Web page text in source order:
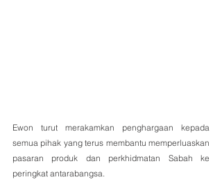
Ewon turut merakamkan penghargaan kepada
semua pihak yang terus membantu memperluaskan
pasaran produk dan perkhidmatan Sabah ke
peringkat antarabangsa.